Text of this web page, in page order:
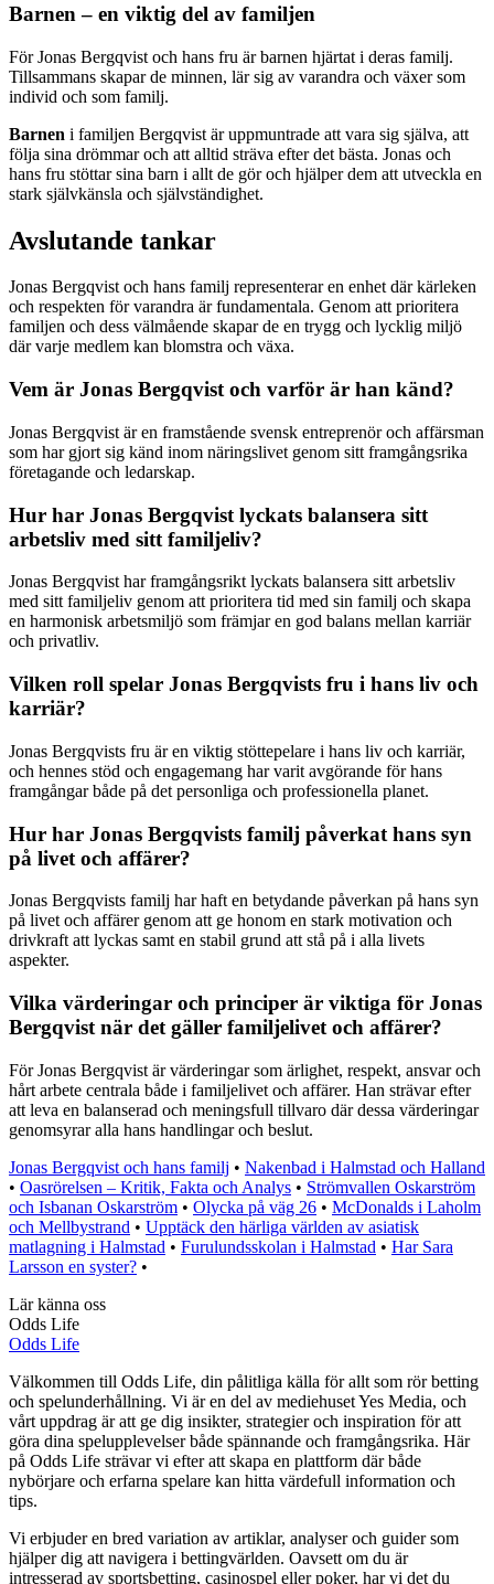
Barnen – en viktig del av familjen
För Jonas Bergqvist och hans fru är barnen hjärtat i deras familj.
Tillsammans skapar de minnen, lär sig av varandra och växer som
individ och som familj.
Barnen i familjen Bergqvist är uppmuntrade att vara sig själva, att
följa sina drömmar och att alltid sträva efter det bästa. Jonas och
hans fru stöttar sina barn i allt de gör och hjälper dem att utveckla en
stark självkänsla och självständighet.
Avslutande tankar
Jonas Bergqvist och hans familj representerar en enhet där kärleken
och respekten för varandra är fundamentala. Genom att prioritera
familjen och dess välmående skapar de en trygg och lycklig miljö
där varje medlem kan blomstra och växa.
Vem är Jonas Bergqvist och varför är han känd?
Jonas Bergqvist är en framstående svensk entreprenör och affärsman
som har gjort sig känd inom näringslivet genom sitt framgångsrika
företagande och ledarskap.
Hur har Jonas Bergqvist lyckats balansera sitt
arbetsliv med sitt familjeliv?
Jonas Bergqvist har framgångsrikt lyckats balansera sitt arbetsliv
med sitt familjeliv genom att prioritera tid med sin familj och skapa
en harmonisk arbetsmiljö som främjar en god balans mellan karriär
och privatliv.
Vilken roll spelar Jonas Bergqvists fru i hans liv och
karriär?
Jonas Bergqvists fru är en viktig stöttepelare i hans liv och karriär,
och hennes stöd och engagemang har varit avgörande för hans
framgångar både på det personliga och professionella planet.
Hur har Jonas Bergqvists familj påverkat hans syn
på livet och affärer?
Jonas Bergqvists familj har haft en betydande påverkan på hans syn
på livet och affärer genom att ge honom en stark motivation och
drivkraft att lyckas samt en stabil grund att stå på i alla livets
aspekter.
Vilka värderingar och principer är viktiga för Jonas
Bergqvist när det gäller familjelivet och affärer?
För Jonas Bergqvist är värderingar som ärlighet, respekt, ansvar och
hårt arbete centrala både i familjelivet och affärer. Han strävar efter
att leva en balanserad och meningsfull tillvaro där dessa värderingar
genomsyrar alla hans handlingar och beslut.
Jonas Bergqvist och hans familj • Nakenbad i Halmstad och Halland
• Oasrörelsen – Kritik, Fakta och Analys • Strömvallen Oskarström
och Isbanan Oskarström • Olycka på väg 26 • McDonalds i Laholm
och Mellbystrand • Upptäck den härliga världen av asiatisk
matlagning i Halmstad • Furulundsskolan i Halmstad • Har Sara
Larsson en syster? •
Lär känna oss
Odds Life
Odds Life
Välkommen till Odds Life, din pålitliga källa för allt som rör betting
och spelunderhållning. Vi är en del av mediehuset Yes Media, och
vårt uppdrag är att ge dig insikter, strategier och inspiration för att
göra dina spelupplevelser både spännande och framgångsrika. Här
på Odds Life strävar vi efter att skapa en plattform där både
nybörjare och erfarna spelare kan hitta värdefull information och
tips.
Vi erbjuder en bred variation av artiklar, analyser och guider som
hjälper dig att navigera i bettingvärlden. Oavsett om du är
intresserad av sportsbetting, casinospel eller poker, har vi det du